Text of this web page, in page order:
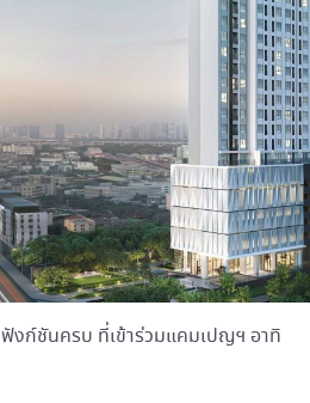
งก์ชันครบ ที่เข้าร่วมแคมเปญฯ อาทิ